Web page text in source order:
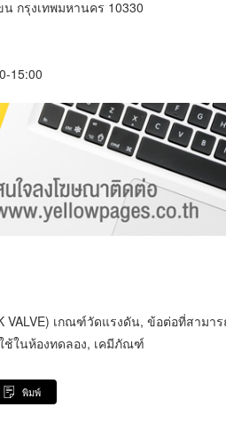
กรุงเทพมหานคร 10330
15:00
VALVE) เกณฑ์วัดแรงดัน, ข้อต่อที่สามา
ช้ในห้องทดลอง, เคมีภัณฑ์
พิมพ์